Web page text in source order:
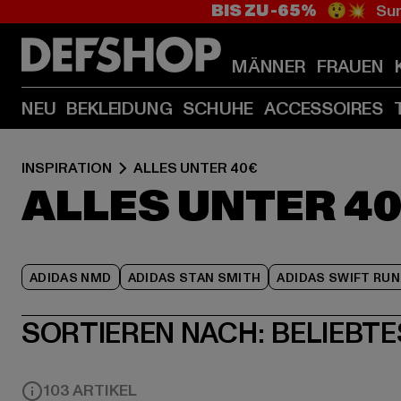
BIS ZU -65% 😲💥
MÄNNER FRAUEN
NEU BEKLEIDUNG SCHUHE ACCESSOIRES
INSPIRATION ALLES UNTER 40€
ALLES UNTER
ADIDAS NMD ADIDAS STAN SMITH ADIDAS SWIFT RUN
SORTIEREN NACH:
103 ARTIKEL